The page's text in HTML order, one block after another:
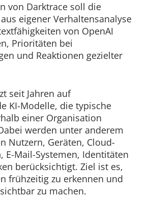
von Darktrace soll die
eigener Verhaltensanalyse
von OpenAI
Prioritäten bei
und Reaktionen gezielter
seit Jahren auf
KI-Modelle, die typische
einer Organisation
werden unter anderem
Nutzern, Geräten, Cloud-
E-Mail-Systemen, Identitäten
berücksichtigt. Ziel ist es,
frühzeitig zu erkennen und
zu machen.